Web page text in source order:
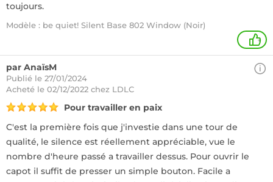
toujours.
Modèle : be quiet! Silent Base 802 Window (Noir)
+
par AnaïsM
Publié le 27/01/2024
Acheté le 02/12/2022 chez LDLC
Pour travailler en paix
C'est la première fois que j'investie dans une tour de
qualité, le silence est réellement appréciable, vue le
nombre d'heure passé a travailler dessus. Pour ouvrir le
capot il suffit de presser un simple bouton. Facile a